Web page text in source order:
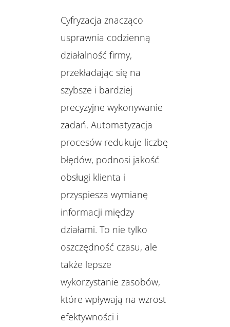
Cyfryzacja znacząco
usprawnia codzienną
działalność firmy,
przekładając się na
szybsze i bardziej
precyzyjne wykonywanie
zadań. Automatyzacja
procesów redukuje liczbę
błędów, podnosi jakość
obsługi klienta i
przyspiesza wymianę
informacji między
działami. To nie tylko
oszczędność czasu, ale
także lepsze
wykorzystanie zasobów,
które wpływają na wzrost
efektywności i